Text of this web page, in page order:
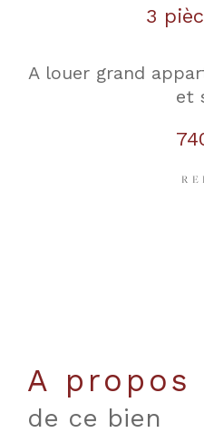
3
A louer grand
et
a propos
de ce bien